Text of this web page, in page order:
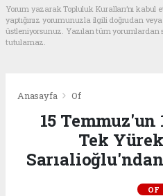
Yorum yazarak Topluluk Kuralları’nı kabul
yaptığınız yorumunuzla ilgili doğrudan
üstleniyorsunuz. Yazılan tüm yorumlardan
tutulamaz.
Anasayfa Of
15 Temmuz'un
Tek
OF